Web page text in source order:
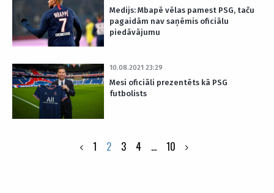
Medijs: Mbapē vēlas pamest PSG, taču
pagaidām nav saņēmis oficiālu
piedāvājumu
10.08.2021 23:29
Mesi oficiāli prezentēts kā PSG
futbolists
1 2 3 4 … 10